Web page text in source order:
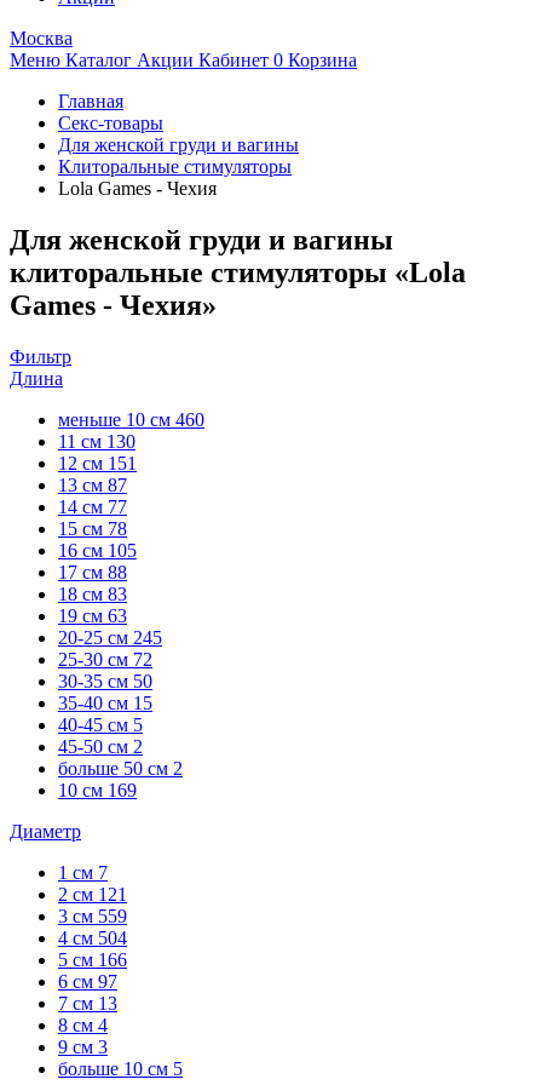
Москва
Меню Каталог Акции Кабинет 0 Корзина
Главная
Секс-товары
Для женской груди и вагины
Клиторальные стимуляторы
Lola Games - Чехия
Для женской груди и вагины
клиторальные стимуляторы «Lola
Games - Чехия»
Фильтр
Длина
меньше 10 см 460
11 см 130
12 см 151
13 см 87
14 см 77
15 см 78
16 см 105
17 см 88
18 см 83
19 см 63
20-25 см 245
25-30 см 72
30-35 см 50
35-40 см 15
40-45 см 5
45-50 см 2
больше 50 см 2
10 см 169
Диаметр
1 см 7
2 см 121
3 см 559
4 см 504
5 см 166
6 см 97
7 см 13
8 см 4
9 см 3
больше 10 см 5